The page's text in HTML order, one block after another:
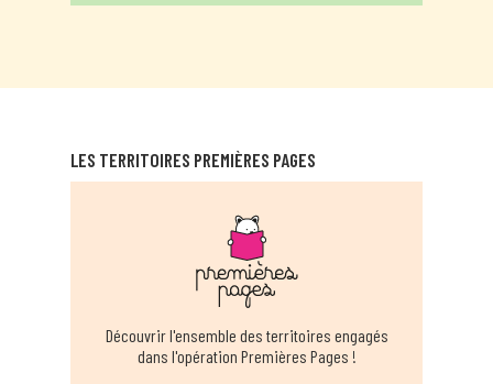
MAISON SOCIALE DE PROXIMITÉ D'ARLES
EN SAVOIR PLUS
MÉDIATHÈQUE DE BOURG MADAME
LES TERRITOIRES PREMIÈRES PAGES
Découvrir l'ensemble des territoires engagés
dans l'opération Premières Pages !